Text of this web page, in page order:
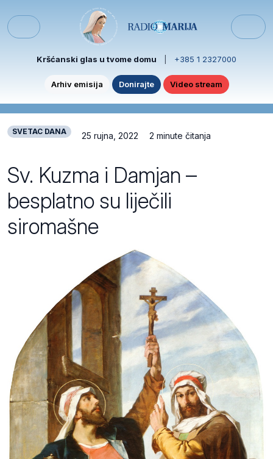
Menu
Kršćanski glas u tvome domu +385 1 2327000
Arhiv emisija Donirajte Video stream
SVETAC DANA 25 rujna, 2022 2 minute čitanja
Sv. Kuzma i Damjan –
besplatno su liječili
siromašne